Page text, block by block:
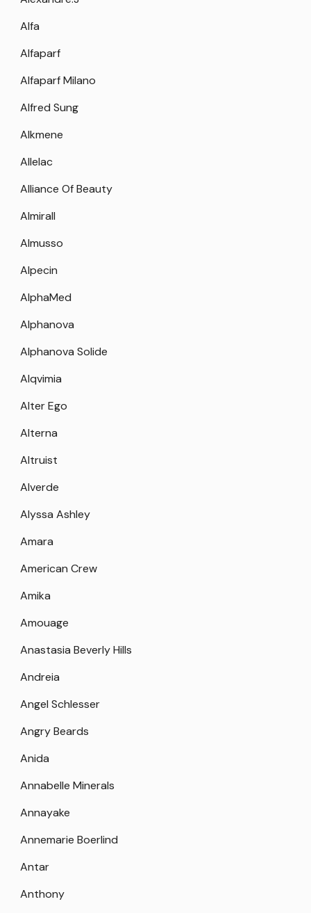
Alfa
Alfaparf
Alfaparf Milano
Alfred Sung
Alkmene
Allelac
Alliance Of Beauty
Almirall
Almusso
Alpecin
AlphaMed
Alphanova
Alphanova Solide
Alqvimia
Alter Ego
Alterna
Altruist
Alverde
Alyssa Ashley
Amara
American Crew
Amika
Amouage
Anastasia Beverly Hills
Andreia
Angel Schlesser
Angry Beards
Anida
Annabelle Minerals
Annayake
Annemarie Boerlind
Antar
Anthony